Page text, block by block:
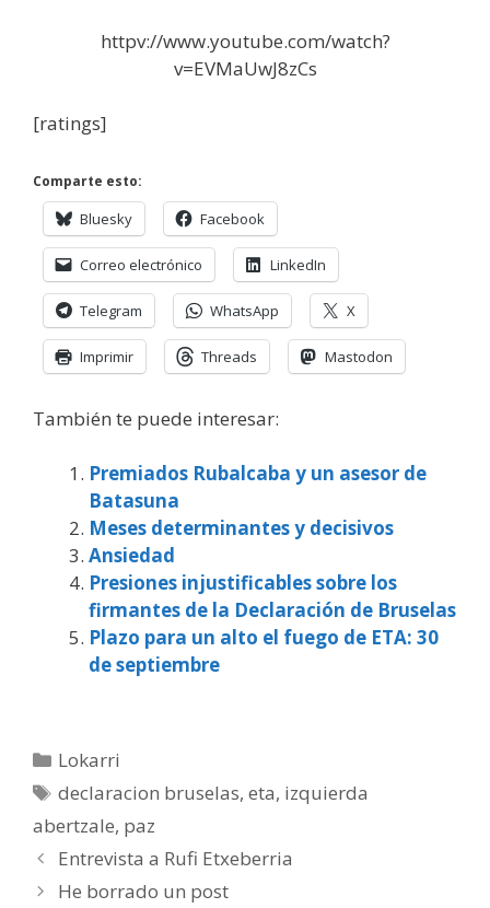
httpv://www.youtube.com/watch?
v=EVMaUwJ8zCs
[ratings]
Comparte esto:
Bluesky Facebook
Correo electrónico LinkedIn
Telegram WhatsApp X
Imprimir Threads Mastodon
También te puede interesar:
Premiados Rubalcaba y un asesor de
Batasuna
Meses determinantes y decisivos
Ansiedad
Presiones injustificables sobre los
firmantes de la Declaración de Bruselas
Plazo para un alto el fuego de ETA: 30
de septiembre
Categorías
Lokarri
Etiquetas
declaracion bruselas,eta, izquierda
abertzale, paz
Entrevista a Rufi Etxeberria
He borrado un post